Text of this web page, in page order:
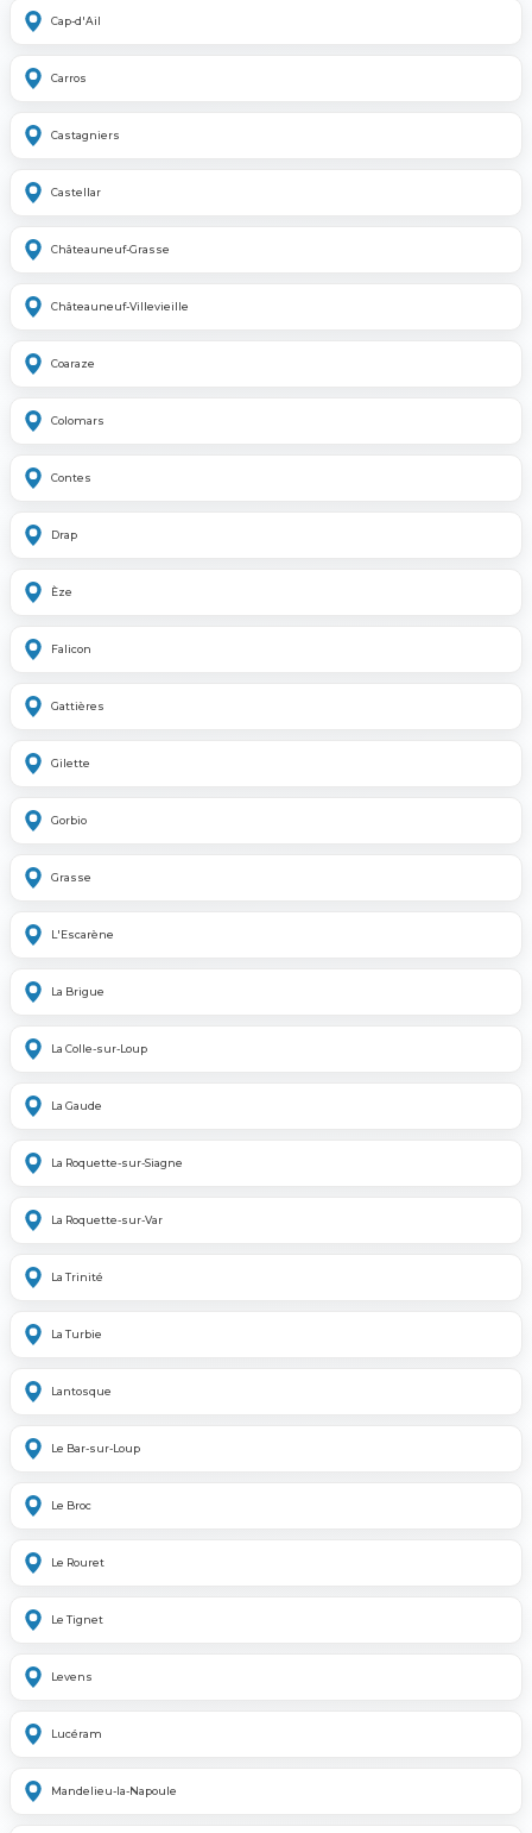
Cap-d'Ail
Carros
Castagniers
Castellar
Châteauneuf-Grasse
Châteauneuf-Villevieille
Coaraze
Colomars
Contes
Drap
Èze
Falicon
Gattières
Gilette
Gorbio
Grasse
L'Escarène
La Brigue
La Colle-sur-Loup
La Gaude
La Roquette-sur-Siagne
La Roquette-sur-Var
La Trinité
La Turbie
Lantosque
Le Bar-sur-Loup
Le Broc
Le Rouret
Le Tignet
Levens
Lucéram
Mandelieu-la-Napoule